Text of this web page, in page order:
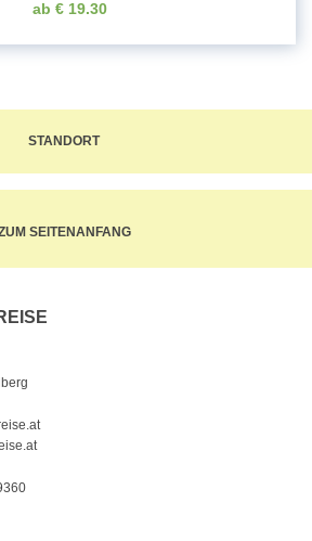
€19.30
STANDORT
SEITENANFANG